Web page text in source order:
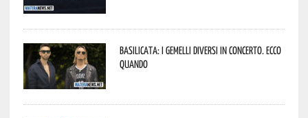
Basilicata: i Gemelli DiVersi in concerto. Ecco
quando